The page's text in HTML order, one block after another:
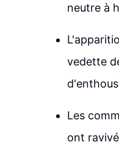
neutre à
vedette
Les
ont